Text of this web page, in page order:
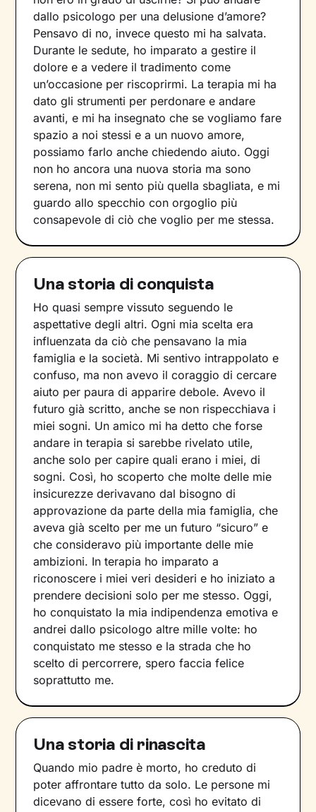
dallo psicologo per una delusione d’amore?
Pensavo di no, invece questo mi ha salvata.
Durante le sedute, ho imparato a gestire il
dolore e a vedere il tradimento come
un’occasione per riscoprirmi. La terapia mi ha
dato gli strumenti per perdonare e andare
avanti, e mi ha insegnato che se vogliamo fare
spazio a noi stessi e a un nuovo amore,
possiamo farlo anche chiedendo aiuto. Oggi
non ho ancora una nuova storia ma sono
serena, non mi sento più quella sbagliata, e mi
guardo allo specchio con orgoglio più
consapevole di ciò che voglio per me stessa.
Una storia di conquista
Ho quasi sempre vissuto seguendo le
aspettative degli altri. Ogni mia scelta era
influenzata da ciò che pensavano la mia
famiglia e la società. Mi sentivo intrappolato e
confuso, ma non avevo il coraggio di cercare
aiuto per paura di apparire debole. Avevo il
futuro già scritto, anche se non rispecchiava i
miei sogni. Un amico mi ha detto che forse
andare in terapia si sarebbe rivelato utile,
anche solo per capire quali erano i miei, di
sogni. Così, ho scoperto che molte delle mie
insicurezze derivavano dal bisogno di
approvazione da parte della mia famiglia, che
aveva già scelto per me un futuro “sicuro” e
che consideravo più importante delle mie
ambizioni. In terapia ho imparato a
riconoscere i miei veri desideri e ho iniziato a
prendere decisioni solo per me stesso. Oggi,
ho conquistato la mia indipendenza emotiva e
andrei dallo psicologo altre mille volte: ho
conquistato me stesso e la strada che ho
scelto di percorrere, spero faccia felice
soprattutto me.
Una storia di rinascita
Quando mio padre è morto, ho creduto di
poter affrontare tutto da solo. Le persone mi
dicevano di essere forte, così ho evitato di